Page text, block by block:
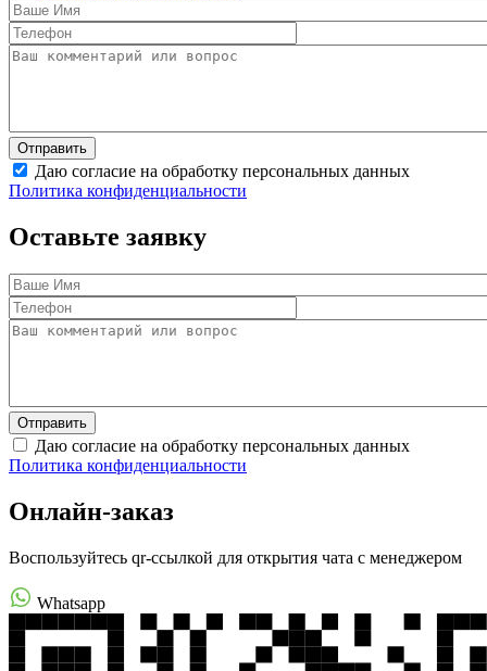
Даю согласие на обработку персональных данных
Политика конфиденциальности
Оставьте заявку
Даю согласие на обработку персональных данных
Политика конфиденциальности
Онлайн-заказ
Воспользуйтесь qr-ссылкой для открытия чата с менеджером
Whatsapp